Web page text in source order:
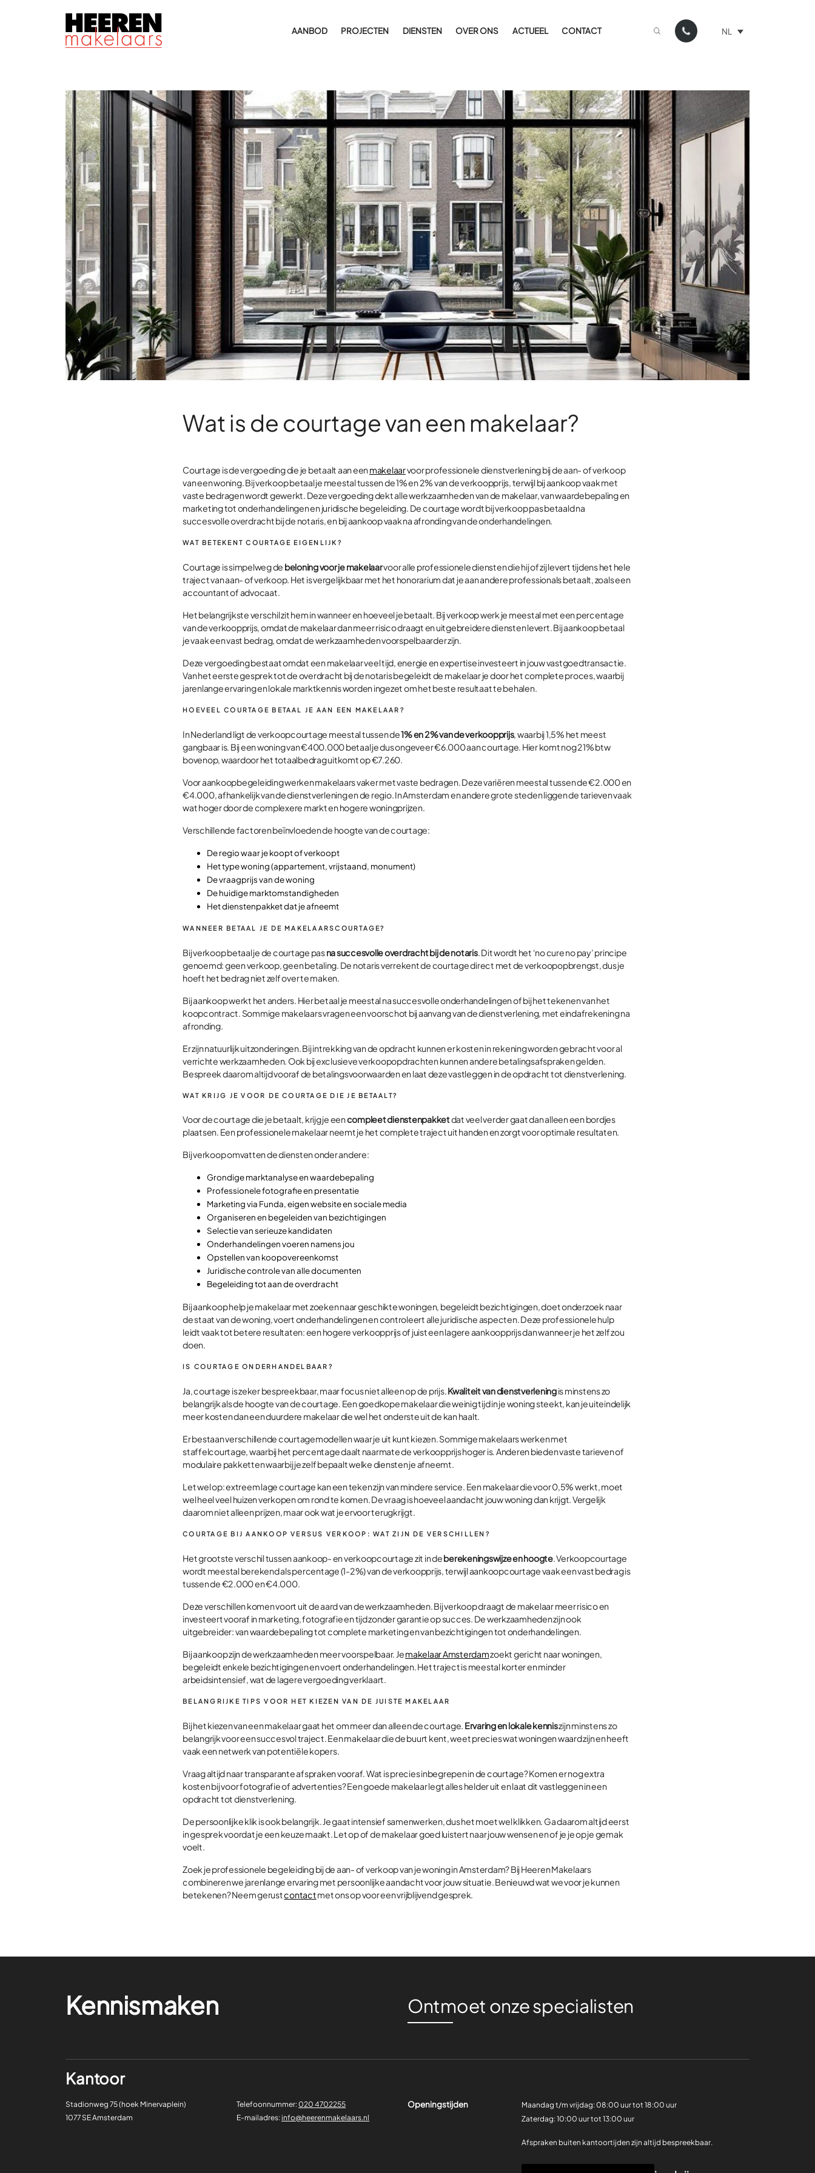
AANBOD PROJECTEN DIENSTEN OVER ONS ACTUEEL CONTACT NL
Wat is de courtage van een makelaar?
Courtage is de vergoeding die je betaalt aan eenmakelaarvoor professionele dienstverlening bij de aan- of verkoop
van een woning. Bij verkoop betaal je meestal tussen de 1% en 2% van de verkoopprijs, terwijl bij aankoop vaak met
vaste bedragen wordt gewerkt. Deze vergoeding dekt alle werkzaamheden van de makelaar, van waardebepaling en
marketing tot onderhandelingen en juridische begeleiding. De courtage wordt bij verkoop pas betaald na
succesvolle overdracht bij de notaris, en bij aankoop vaak na afronding van de onderhandelingen.
WAT BETEKENT COURTAGE EIGENLIJK?
Courtage is simpelweg de beloning voor je makelaarvoor alle professionele diensten die hij of zij levert tijdens het hele
traject van aan- of verkoop. Het is vergelijkbaar met het honorarium dat je aan andere professionals betaalt, zoals een
accountant of advocaat.
Het belangrijkste verschil zit hem in wanneer en hoeveel je betaalt. Bij verkoop werk je meestal met een percentage
van de verkoopprijs, omdat de makelaar dan meer risico draagt en uitgebreidere diensten levert. Bij aankoop betaal
je vaak een vast bedrag, omdat de werkzaamheden voorspelbaarder zijn.
Deze vergoeding bestaat omdat een makelaar veel tijd, energie en expertise investeert in jouw vastgoedtransactie.
Van het eerste gesprek tot de overdracht bij de notaris begeleidt de makelaar je door het complete proces, waarbij
jarenlange ervaring en lokale marktkennis worden ingezet om het beste resultaat te behalen.
HOEVEEL COURTAGE BETAAL JE AAN EEN MAKELAAR?
In Nederland ligt de verkoopcourtage meestal tussen de1% en 2% van de verkoopprijs, waarbij 1,5% het meest
gangbaar is. Bij een woning van €400.000 betaal je dus ongeveer €6.000 aan courtage. Hier komt nog 21% btw
bovenop, waardoor het totaalbedrag uitkomt op €7.260.
Voor aankoopbegeleiding werken makelaars vaker met vaste bedragen. Deze variëren meestal tussen de €2.000 en
€4.000, afhankelijk van de dienstverlening en de regio. In Amsterdam en andere grote steden liggen de tarieven vaak
wat hoger door de complexere markt en hogere woningprijzen.
Verschillende factoren beïnvloeden de hoogte van de courtage:
De regio waar je koopt of verkoopt
Het type woning (appartement, vrijstaand, monument)
De vraagprijs van de woning
De huidige marktomstandigheden
Het dienstenpakket dat je afneemt
WANNEER BETAAL JE DE MAKELAARSCOURTAGE?
Bij verkoop betaal je de courtage pasna succesvolle overdracht bij de notaris. Dit wordt het ‘no cure no pay’ principe
genoemd: geen verkoop, geen betaling. De notaris verrekent de courtage direct met de verkoopopbrengst, dus je
hoeft het bedrag niet zelf over te maken.
Bij aankoop werkt het anders. Hier betaal je meestal na succesvolle onderhandelingen of bij het tekenen van het
koopcontract. Sommige makelaars vragen een voorschot bij aanvang van de dienstverlening, met eindafrekening na
afronding.
Er zijn natuurlijk uitzonderingen. Bij intrekking van de opdracht kunnen er kosten in rekening worden gebracht voor al
verrichte werkzaamheden. Ook bij exclusieve verkoopopdrachten kunnen andere betalingsafspraken gelden.
Bespreek daarom altijd vooraf de betalingsvoorwaarden en laat deze vastleggen in de opdracht tot dienstverlening.
WAT KRIJG JE VOOR DE COURTAGE DIE JE BETAALT?
Voor de courtage die je betaalt, krijg je eencompleet dienstenpakketdat veel verder gaat dan alleen een bordjes
plaatsen. Een professionele makelaar neemt je het complete traject uit handen en zorgt voor optimale resultaten.
Bij verkoop omvatten de diensten onder andere:
Grondige marktanalyse en waardebepaling
Professionele fotografie en presentatie
Marketing via Funda, eigen website en sociale media
Organiseren en begeleiden van bezichtigingen
Selectie van serieuze kandidaten
Onderhandelingen voeren namens jou
Opstellen van koopovereenkomst
Juridische controle van alle documenten
Begeleiding tot aan de overdracht
Bij aankoop help je makelaar met zoeken naar geschikte woningen, begeleidt bezichtigingen, doet onderzoek naar
de staat van de woning, voert onderhandelingen en controleert alle juridische aspecten. Deze professionele hulp
leidt vaak tot betere resultaten: een hogere verkoopprijs of juist een lagere aankoopprijs dan wanneer je het zelf zou
doen.
IS COURTAGE ONDERHANDELBAAR?
Ja, courtage is zeker bespreekbaar, maar focus niet alleen op de prijs.Kwaliteit van dienstverleningis minstens zo
belangrijk als de hoogte van de courtage. Een goedkope makelaar die weinig tijd in je woning steekt, kan je uiteindelijk
meer kosten dan een duurdere makelaar die wel het onderste uit de kan haalt.
Er bestaan verschillende courtagemodellen waar je uit kunt kiezen. Sommige makelaars werken met
staffelcourtage, waarbij het percentage daalt naarmate de verkoopprijs hoger is. Anderen bieden vaste tarieven of
modulaire pakketten waarbij je zelf bepaalt welke diensten je afneemt.
Let wel op: extreem lage courtage kan een teken zijn van mindere service. Een makelaar die voor 0,5% werkt, moet
wel heel veel huizen verkopen om rond te komen. De vraag is hoeveel aandacht jouw woning dan krijgt. Vergelijk
daarom niet alleen prijzen, maar ook wat je ervoor terugkrijgt.
COURTAGE BIJ AANKOOP VERSUS VERKOOP: WAT ZIJN DE VERSCHILLEN?
Het grootste verschil tussen aankoop- en verkoopcourtage zit in deberekeningswijze en hoogte. Verkoopcourtage
wordt meestal berekend als percentage (1-2%) van de verkoopprijs, terwijl aankoopcourtage vaak een vast bedrag is
tussen de €2.000 en €4.000.
Deze verschillen komen voort uit de aard van de werkzaamheden. Bij verkoop draagt de makelaar meer risico en
investeert vooraf in marketing, fotografie en tijd zonder garantie op succes. De werkzaamheden zijn ook
uitgebreider: van waardebepaling tot complete marketing en van bezichtigingen tot onderhandelingen.
Bij aankoop zijn de werkzaamheden meer voorspelbaar. Jemakelaar Amsterdamzoekt gericht naar woningen,
begeleidt enkele bezichtigingen en voert onderhandelingen. Het traject is meestal korter en minder
arbeidsintensief, wat de lagere vergoeding verklaart.
BELANGRIJKE TIPS VOOR HET KIEZEN VAN DE JUISTE MAKELAAR
Bij het kiezen van een makelaar gaat het om meer dan alleen de courtage. Ervaring en lokale kenniszijn minstens zo
belangrijk voor een succesvol traject. Een makelaar die de buurt kent, weet precies wat woningen waard zijn en heeft
vaak een netwerk van potentiële kopers.
Vraag altijd naar transparante afspraken vooraf. Wat is precies inbegrepen in de courtage? Komen er nog extra
kosten bij voor fotografie of advertenties? Een goede makelaar legt alles helder uit en laat dit vastleggen in een
opdracht tot dienstverlening.
De persoonlijke klik is ook belangrijk. Je gaat intensief samenwerken, dus het moet wel klikken. Ga daarom altijd eerst
in gesprek voordat je een keuze maakt. Let op of de makelaar goed luistert naar jouw wensen en of je je op je gemak
voelt.
Zoek je professionele begeleiding bij de aan- of verkoop van je woning in Amsterdam? Bij Heeren Makelaars
combineren we jarenlange ervaring met persoonlijke aandacht voor jouw situatie. Benieuwd wat we voor je kunnen
betekenen? Neem gerustcontactmet ons op voor een vrijblijvend gesprek.
Kennismaken Ontmoet onze specialisten
Kantoor
Stadionweg 75 (hoek Minervaplein)
1077 SE Amsterdam
Telefoonnummer:020 4702255
E-mailadres: info@heerenmakelaars.nl
Openingstijden Maandag t/m vrijdag:08:00 uur tot 18:00 uur
Zaterdag:10:00 uur tot 13:00 uur
Afspraken buiten kantoortijden zijn altijd bespreekbaar.